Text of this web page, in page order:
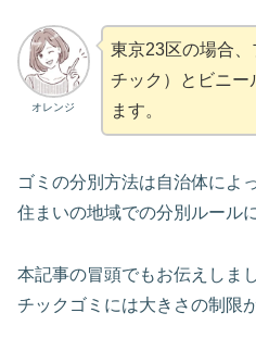
オレンジ
東京23区の場合
チック）とビニー
ます。
ゴミの分別方法は自治体によ
住まいの地域での分別ルール
本記事の冒頭でもお伝えしま
チックゴミには大きさの制限